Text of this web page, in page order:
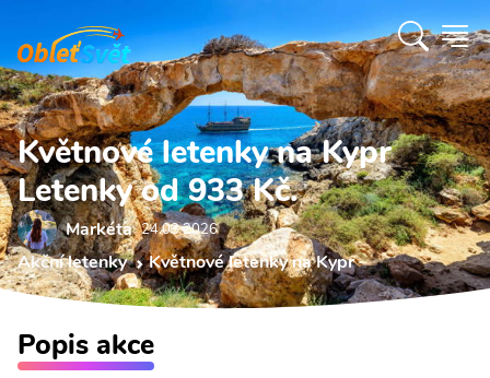
Květnové letenky na Kypr
Letenky od 933 Kč.
Markéta 24.03 2026
Akční letenky Květnové letenky na Kypr
Popis akce